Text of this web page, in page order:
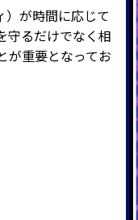
）が時間に応じて
守るだけでなく相
が重要となってお